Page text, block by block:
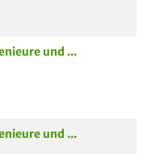
und ...
und ...